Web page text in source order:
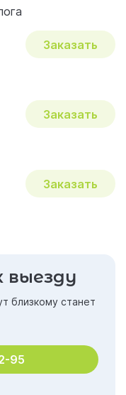
Заказать
Заказать
Заказать
выезду
близкому станет
95